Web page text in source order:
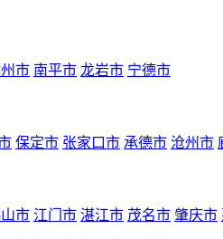
市 南平市 龙岩市 宁德市
保定市 张家口市 承德市 沧州市
市 江门市 湛江市 茂名市 肇庆市